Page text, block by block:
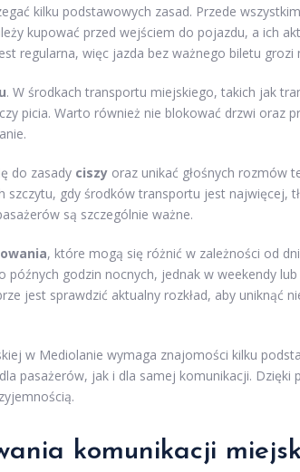
kilku podstawowych zasad. Przede
kupować przed wejściem do pojazdu, a ich
regularna, więc jazda bez ważnego biletu grozi
. W środkach transportu miejskiego, takich jak
picia. Warto również nie blokować drzwi oraz
do zasady ciszy oraz unikać głośnych rozmów
szczytu, gdy środków transportu jest najwięcej,
są szczególnie ważne.
, które mogą się różnić w zależności od
późnych godzin nocnych, jednak w weekendy
jest sprawdzić aktualny rozkład, aby uniknąć
w Mediolanie wymaga znajomości kilku
pasażerów, jak i dla samej komunikacji. Dzięki
komunikacji